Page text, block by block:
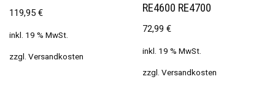
119,95 €
inkl. 19 % MwSt.
zzgl. Versandkosten
RE4600 RE4700
72,99€
inkl. 19 % MwSt.
zzgl.Versandkosten